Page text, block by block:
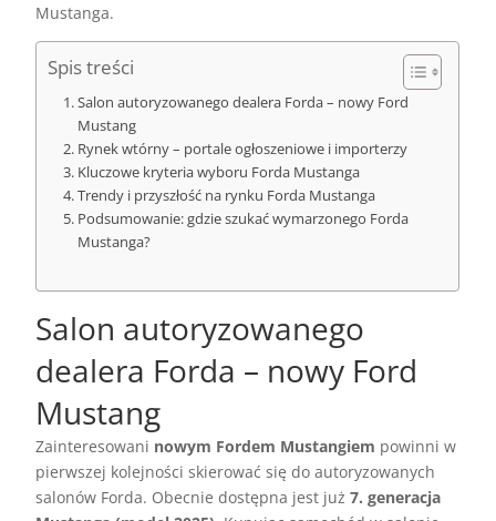
Mustanga.
Spis treści
Salon autoryzowanego dealera Forda – nowy Ford
Mustang
Rynek wtórny – portale ogłoszeniowe i importerzy
Kluczowe kryteria wyboru Forda Mustanga
Trendy i przyszłość na rynku Forda Mustanga
Podsumowanie: gdzie szukać wymarzonego Forda
Mustanga?
Salon autoryzowanego
dealera Forda – nowy Ford
Mustang
Zainteresowani nowym Fordem Mustangiem powinni w
pierwszej kolejności skierować się do autoryzowanych
salonów Forda. Obecnie dostępna jest już7. generacja